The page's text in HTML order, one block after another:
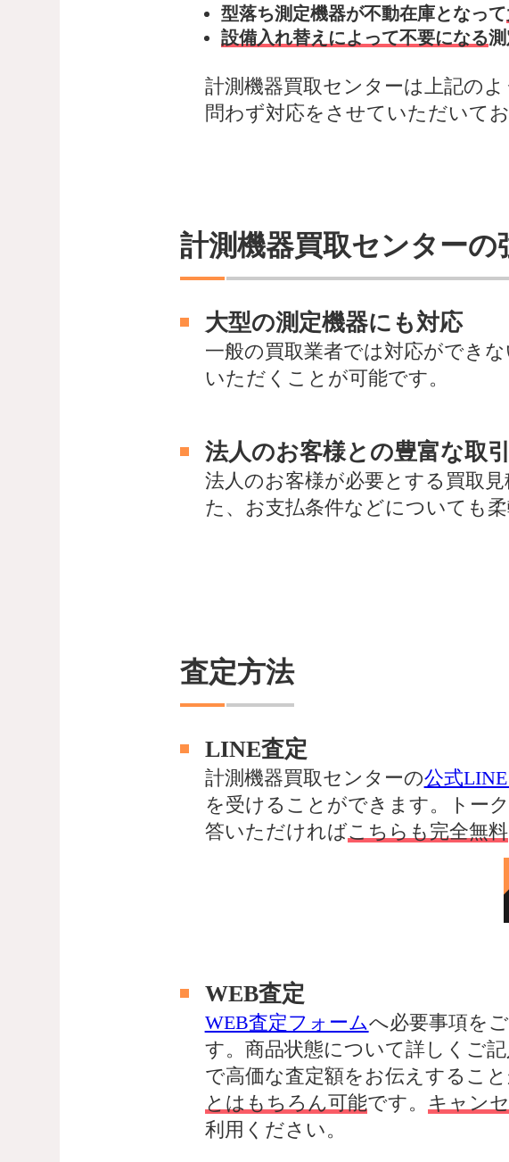
型落ち測定機器が不動在庫となって
設備入れ替えによって不要になる
計測機器買取センターは上記の
問わず対応をさせていただいて
計測機器買取センターの
大型の測定機器にも対応
一般の買取業者では対応ができ
いただくことが可能です。
法人のお客様との豊富な取
法人のお客様が必要とする買取
た、お支払条件などについても
査定方法
LINE査定
計測機器買取センターの公式
を受けることができます。トー
答いただければこちらも完全無料
WEB査定
WEB査定フォームへ必要事項を
す。商品状態について詳しくご
で高価な査定額をお伝えすること
とはもちろん可能です。 キャン
利用ください。